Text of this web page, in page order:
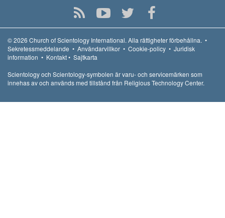
© 2026 Church of Scientology International.Alla rättigheter förbehållna. •
Sekretessmeddelande • Användarvillkor • Cookie-policy • Juridisk
information • Kontakt• Sajtkarta
Scientology och Scientology-symbolen är varu- och servicemärken som
innehas av och används med tillstånd från Religious Technology Center.